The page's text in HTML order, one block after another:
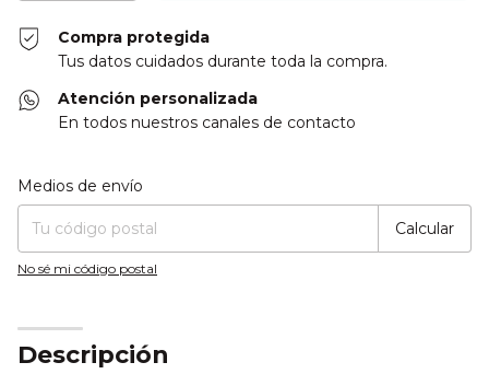
Compra protegida
Tus datos cuidados durante toda la compra.
Atención personalizada
En todos nuestros canales de contacto
Entregas para el CP:
Medios de envío
Calcular
No sé mi código postal
Descripción